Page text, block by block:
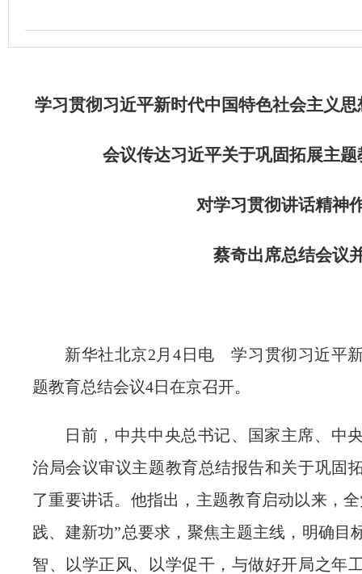
学习贯彻习近平新时代中国特色社会主义
会议传达习近平关于巩固拓展主
对学习贯彻讲话精神
蔡奇出席总结会议
新华社北京2月4日电 学习贯彻习近平
题教育总结会议4日在京召开。
日前，中共中央总书记、国家主席、中
治局会议审议主题教育总结报告和关于巩固
了重要讲话。他指出，主题教育启动以来，
践、建新功”总要求，聚焦主题主线，明确目
智、以学正风、以学促干，与做好开局之年